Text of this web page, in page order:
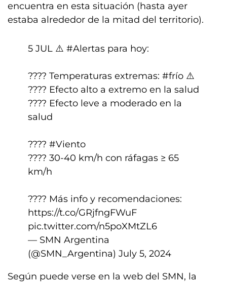
encuentra en esta situación (hasta ayer
estaba alrededor de la mitad del territorio).
5 JUL ⚠️ #Alertas para hoy:
???? Temperaturas extremas: #frío ⚠️
???? Efecto alto a extremo en la salud
???? Efecto leve a moderado en la
salud
????️ #Viento
???? 30-40 km/h con ráfagas ≥ 65
km/h
???? Más info y recomendaciones:
https://t.co/GRjfngFWuF
pic.twitter.com/n5poXMtZL6
— SMN Argentina
(@SMN_Argentina) July 5, 2024
Según puede verse en la web del SMN, la